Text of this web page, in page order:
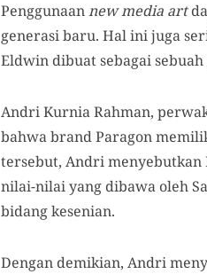
Penggunaannew media art
generasi baru. Hal ini juga
Eldwin dibuat sebagai
Andri Kurnia Rahman,
bahwa brand Paragon
tersebut, Andri menyebutkan
nilai-nilai yang dibawa oleh
bidang kesenian.
Dengan demikian, Andri